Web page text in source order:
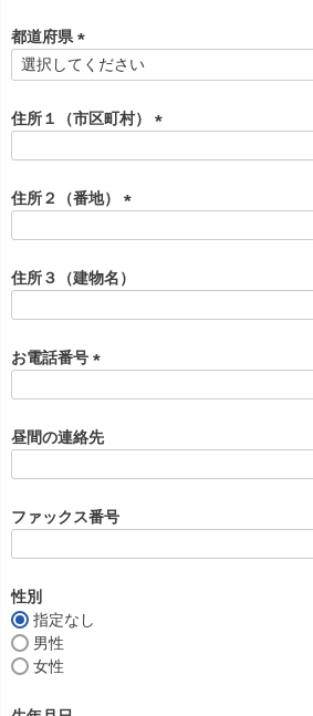
対応 七五三・発表会・記念撮影
Web または お電話
特典 ヘアメイク・着付け
スタジオを予約 →
須
)
都道府県
(
須
)
住所１（市区町村）
)
住所２（番地）
須
)
住所３（建物名）
お電話番号
須
)
昼間の連絡先
ファックス番号
性別
指定なし
男性
女性